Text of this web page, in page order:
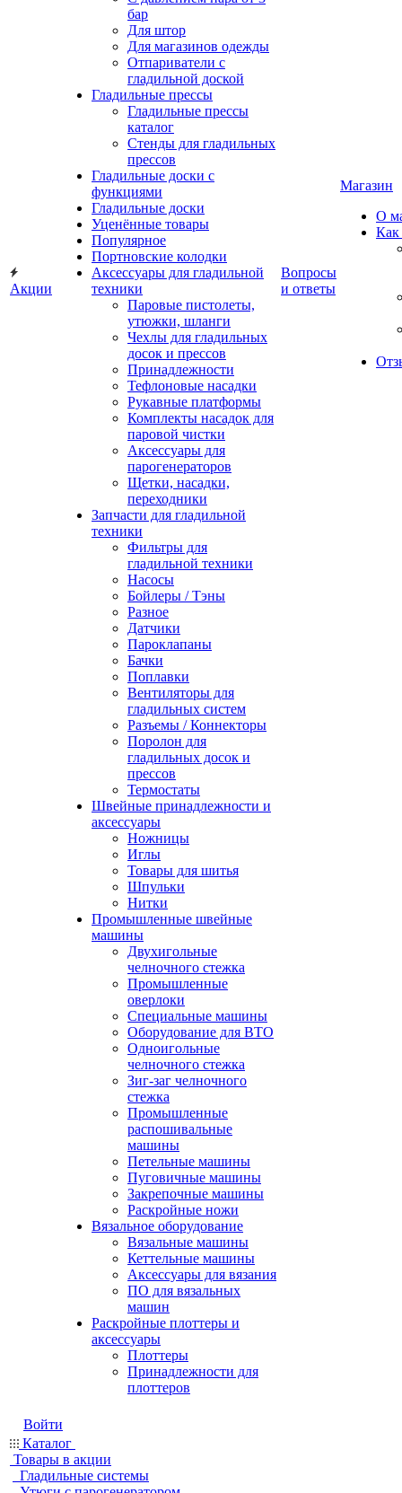
Акции
бар
Для штор
Для магазинов одежды
Отпариватели с
гладильной доской
Гладильные прессы
Гладильные прессы
каталог
Стенды для гладильных
прессов
Гладильные доски с
функциями
Гладильные доски
Уценённые товары
Популярное
Портновские колодки
Аксессуары для гладильной
техники
Паровые пистолеты,
утюжки, шланги
Чехлы для гладильных
досок и прессов
Принадлежности
Тефлоновые насадки
Рукавные платформы
Комплекты насадок для
паровой чистки
Аксессуары для
парогенераторов
Щетки, насадки,
переходники
Запчасти для гладильной
техники
Фильтры для
гладильной техники
Насосы
Бойлеры / Тэны
Разное
Датчики
Пароклапаны
Бачки
Поплавки
Вентиляторы для
гладильных систем
Разъемы / Коннекторы
Поролон для
гладильных досок и
прессов
Термостаты
Швейные принадлежности и
аксессуары
Ножницы
Иглы
Товары для шитья
Шпульки
Нитки
Промышленные швейные
машины
Двухигольные
челночного стежка
Промышленные
оверлоки
Специальные машины
Оборудование для ВТО
Одноигольные
челночного стежка
Зиг-заг челночного
стежка
Промышленные
распошивальные
машины
Петельные машины
Пуговичные машины
Закрепочные машины
Раскройные ножи
Вязальное оборудование
Вязальные машины
Кеттельные машины
Аксессуары для вязания
ПО для вязальных
машин
Раскройные плоттеры и
аксессуары
Плоттеры
Принадлежности для
плоттеров
Вопросы
и ответы
Магазин
О
Как
Войти
Каталог
Товары в акции
Гладильные системы